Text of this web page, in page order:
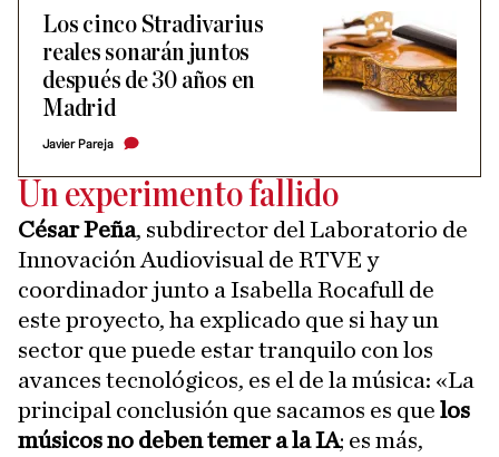
Los cinco Stradivarius
reales sonarán juntos
después de 30 años en
Madrid
Javier Pareja
Un experimento fallido
César Peña, subdirector del Laboratorio de
Innovación Audiovisual de RTVE y
coordinador junto a Isabella Rocafull de
este proyecto, ha explicado que si hay un
sector que puede estar tranquilo con los
avances tecnológicos, es el de la música: «La
principal conclusión que sacamos es que los
músicos no deben temer a la IA; es más,